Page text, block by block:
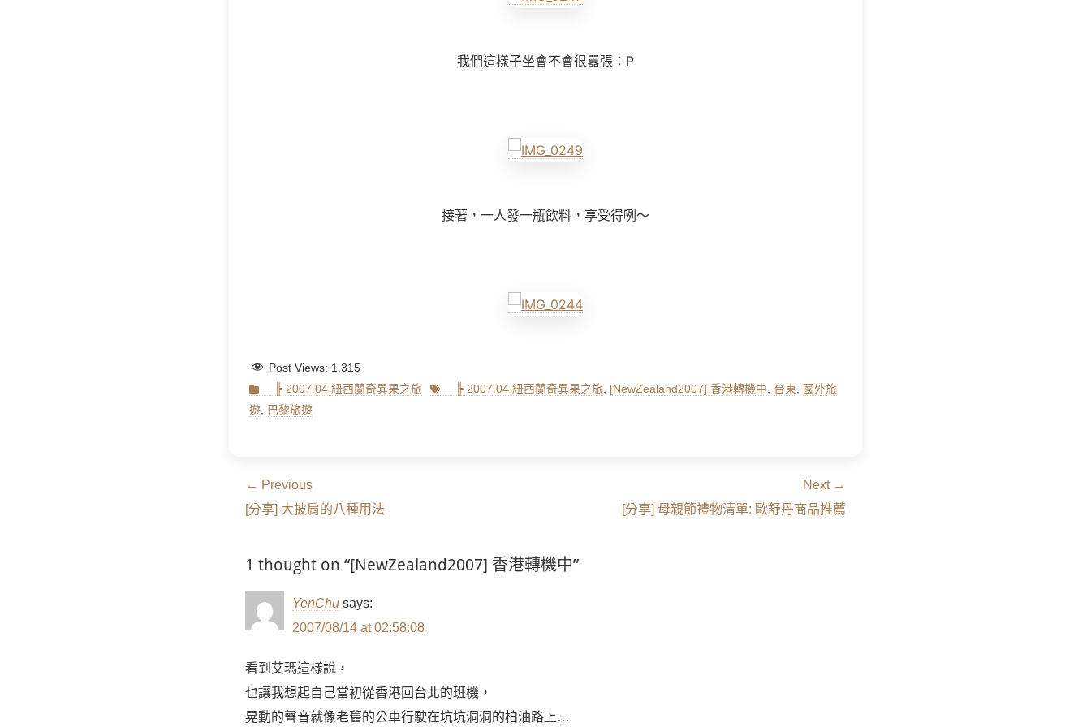
我們這樣子坐會不會很囂張：P
接著，一人發一瓶飲料，享受得咧～
Post Views: 1,315
Categories
╠ 2007.04 紐西蘭奇異果之旅 Tags ╠ 2007.04 紐西蘭奇異果之旅 [NewZealand2007] 香港轉機中 台東
國外旅
遊
巴黎旅遊
文
章
覽
← Previous
Previous
[分享] 大披肩的八種用法
Next →
[分享] 母親節禮物清單: 歐舒丹商品推薦
1 thought on “[NewZealand2007] 香港轉機中”
YenChu says:
2007/08/14 at 02:58:08
看到艾瑪這樣說，
也讓我想起自己當初從香港回台北的班機，
晃動的聲音就像老舊的公車行駛在坑坑洞洞的柏油路上…